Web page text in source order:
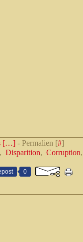
[…] - Permalien [#]
, Disparition, Corruption,
0